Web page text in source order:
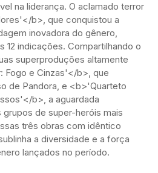
na liderança. O aclamado terror
b>, que conquistou a
inovadora do gênero,
12 indicações. Compartilhando o
superproduções altamente
Fogo e Cinzas'</b>, que
de Pandora, e <b>'Quarteto
b>, a aguardada
de super-heróis mais
três obras com idêntico
a diversidade e a força
lançados no período.